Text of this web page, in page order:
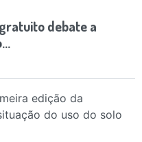
debate a
edição da
do uso do solo